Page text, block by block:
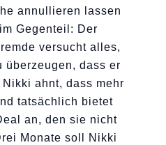
annullieren lassen
Gegenteil: Der
versucht alles,
überzeugen, dass er
ahnt, dass mehr
tatsächlich bietet
an, den sie nicht
Monate soll Nikki